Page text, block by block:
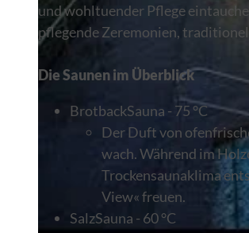
und wohltuender Pflege
pflegende Zeremonien,
Die Saunen im Überblick
BrotbackSauna - 75 °C
Der Duft von
wach. Während im
Trockensaunaklima
View« freuen.
SalzSauna - 60 °C